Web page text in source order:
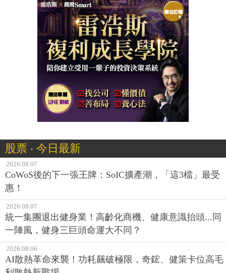
股票 ‧ 今日最新
2026.08.07
CoWoS後的下一張王牌：SoIC擴產潮，「這3檔」最受
惠！
2026.08.07
統一集團退出健身業！高齡化商機、健康意識抬頭...同
一陣風，健身三巨頭命運大不同？
2026.08.06
AI散熱革命來襲！功耗飆破極限，奇鋐、健策卡位高毛